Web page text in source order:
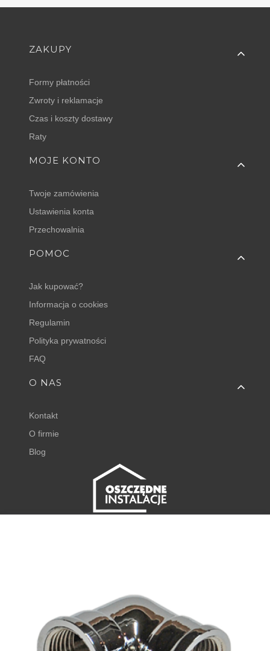
Linki w stopce
ZAKUPY
Formy płatności
Zwroty i reklamacje
Czas i koszty dostawy
Raty
MOJE KONTO
Twoje zamówienia
Ustawienia konta
Przechowalnia
POMOC
Jak kupować?
Informacja o cookies
Regulamin
Polityka prywatności
FAQ
O NAS
Kontakt
O firmie
Blog
+48 798 768 768 ⌂ godz. 8:00 - 16:00
sklep@oszczedneinstalacje.pl
DODAJ DO KOSZYKA
Produkty w koszyku: 0. Zobacz